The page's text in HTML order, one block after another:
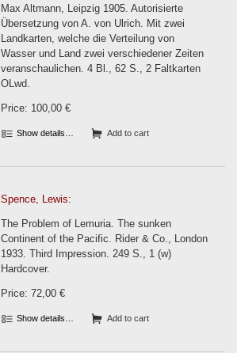
Max Altmann, Leipzig 1905. Autorisierte
Übersetzung von A. von Ulrich. Mit zwei
Landkarten, welche die Verteilung von
Wasser und Land zwei verschiedener Zeiten
veranschaulichen. 4 Bl., 62 S., 2 Faltkarten
OLwd.
Price: 100,00 €
Show details… Add to cart
Spence, Lewis:
The Problem of Lemuria. The sunken
Continent of the Pacific. Rider & Co., London
1933. Third Impression. 249 S., 1 (w)
Hardcover.
Price: 72,00 €
Show details… Add to cart